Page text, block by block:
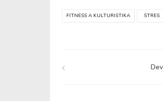
FITNESS A KULTURISTIKA STRES